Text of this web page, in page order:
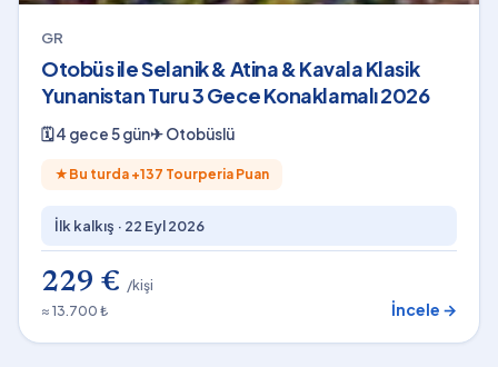
GR
Otobüs ile Selanik & Atina & Kavala Klasik
Yunanistan Turu 3 Gece Konaklamalı 2026
🗓4 gece 5 gün✈Otobüslü
★ Bu turda +137 Tourperia Puan
İlk kalkış · 22 Eyl 2026
229 € /kişi
≈ 13.700 ₺
İncele →